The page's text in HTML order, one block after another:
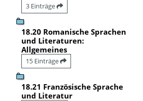
3 Einträge
18.20 Romanische Sprachen
und Literaturen:
Allgemeines
15 Einträge
18.21 Französische Sprache
und Literatur